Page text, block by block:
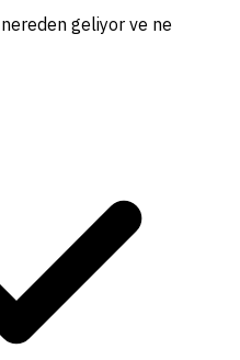
geliyor ve ne